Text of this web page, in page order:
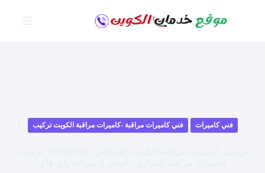
فني كاميرات فني كاميرات مراقبة -كاميرات مراقبة الكويت تركيب